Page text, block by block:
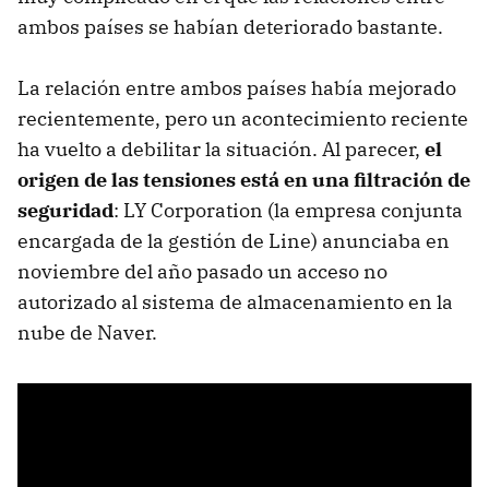
ambos países se habían deteriorado bastante.
La relación entre ambos países había mejorado
recientemente, pero un acontecimiento reciente
ha vuelto a debilitar la situación. Al parecer, el
origen de las tensiones está en una filtración de
seguridad: LY Corporation (la empresa conjunta
encargada de la gestión de Line) anunciaba en
noviembre del año pasado un acceso no
autorizado al sistema de almacenamiento en la
nube de Naver.